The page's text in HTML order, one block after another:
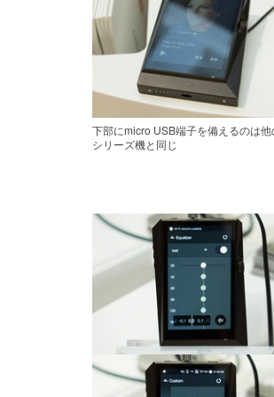
下部にmicro USB端子を備えるのは
シリーズ機と同じ